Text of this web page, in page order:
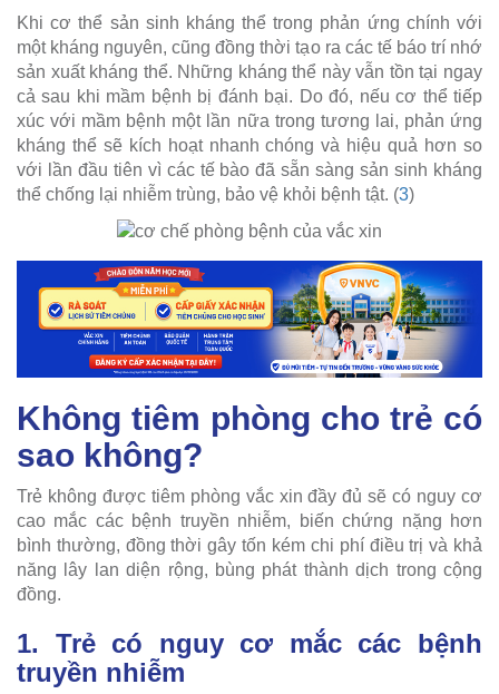
Khi cơ thể sản sinh kháng thể trong phản ứng chính với
một kháng nguyên, cũng đồng thời tạo ra các tế báo trí nhớ
sản xuất kháng thể. Những kháng thể này vẫn tồn tại ngay
cả sau khi mầm bệnh bị đánh bại. Do đó, nếu cơ thể tiếp
xúc với mầm bệnh một lần nữa trong tương lai, phản ứng
kháng thể sẽ kích hoạt nhanh chóng và hiệu quả hơn so
với lần đầu tiên vì các tế bào đã sẵn sàng sản sinh kháng
thể chống lại nhiễm trùng, bảo vệ khỏi bệnh tật. (3)
Không tiêm phòng cho trẻ có
sao không?
Trẻ không được tiêm phòng vắc xin đầy đủ sẽ có nguy cơ
cao mắc các bệnh truyền nhiễm, biến chứng nặng hơn
bình thường, đồng thời gây tốn kém chi phí điều trị và khả
năng lây lan diện rộng, bùng phát thành dịch trong cộng
đồng.
1. Trẻ có nguy cơ mắc các bệnh
truyền nhiễm